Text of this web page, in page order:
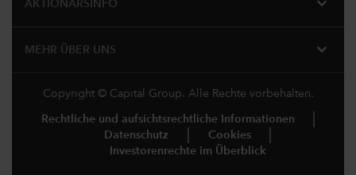
AKTIONÄRSINFO
MEHR ÜBER UNS expand_more
Copyright © Capital Group. Alle Rechte vorbehalten.
Rechtliche und aufsichtsrechtliche Informationen
Datenschutz
Cookies
Investorenrechte im Überblick